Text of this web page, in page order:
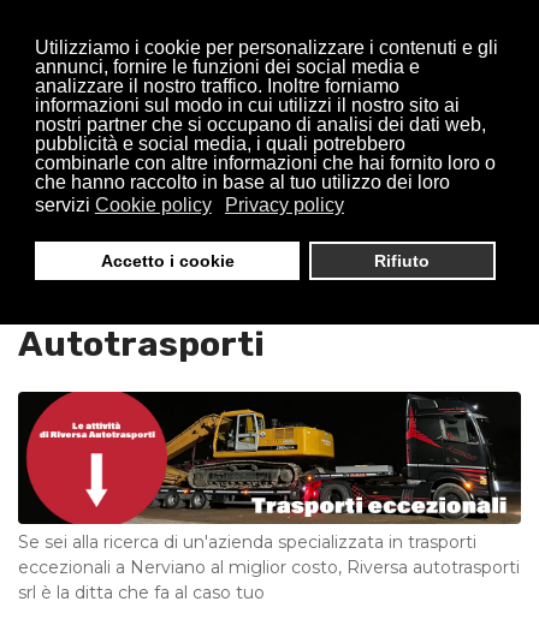
Utilizziamo i cookie per personalizzare i contenuti e gli
annunci, fornire le funzioni dei social media e
analizzare il nostro traffico. Inoltre forniamo
informazioni sul modo in cui utilizzi il nostro sito ai
nostri partner che si occupano di analisi dei dati web,
pubblicità e social media, i quali potrebbero
combinarle con altre informazioni che hai fornito loro o
che hanno raccolto in base al tuo utilizzo dei loro
servizi Cookie policy Privacy policy
Accetto i cookie Rifiuto
Trasporti Eccezionali
Autotrasporti
Se sei alla ricerca di un'azienda specializzata in trasporti
eccezionali a Nerviano al miglior costo, Riversa autotrasporti
srl è la ditta che fa al caso tuo